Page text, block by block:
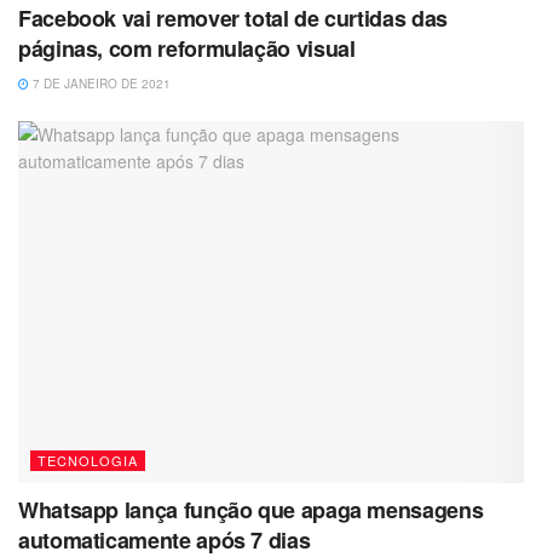
Facebook vai remover total de curtidas das
páginas, com reformulação visual
7 DE JANEIRO DE 2021
TECNOLOGIA
Whatsapp lança função que apaga mensagens
automaticamente após 7 dias